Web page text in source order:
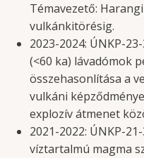
Témavezető:
vulkánkitörésig.
2023-2024: ÚNKP-
(<60 ka) lávadómok
összehasonlítása a
vulkáni
explozív átmenet
2021-2022: ÚNKP-
víztartalmú magma